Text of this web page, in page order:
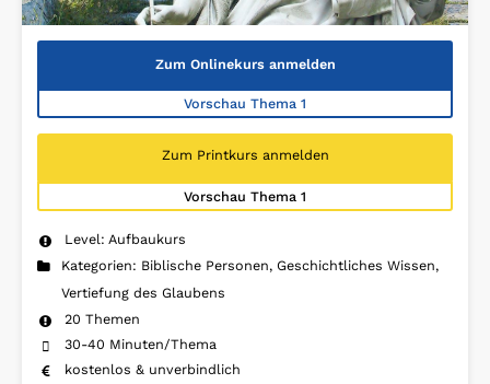
Zum Onlinekurs anmelden
Vorschau Thema 1
Zum Printkurs anmelden
Vorschau Thema 1
Level: Aufbaukurs
Kategorien: Biblische Personen, Geschichtliches Wissen,
Vertiefung des Glaubens
20 Themen
30-40 Minuten/Thema
kostenlos & unverbindlich